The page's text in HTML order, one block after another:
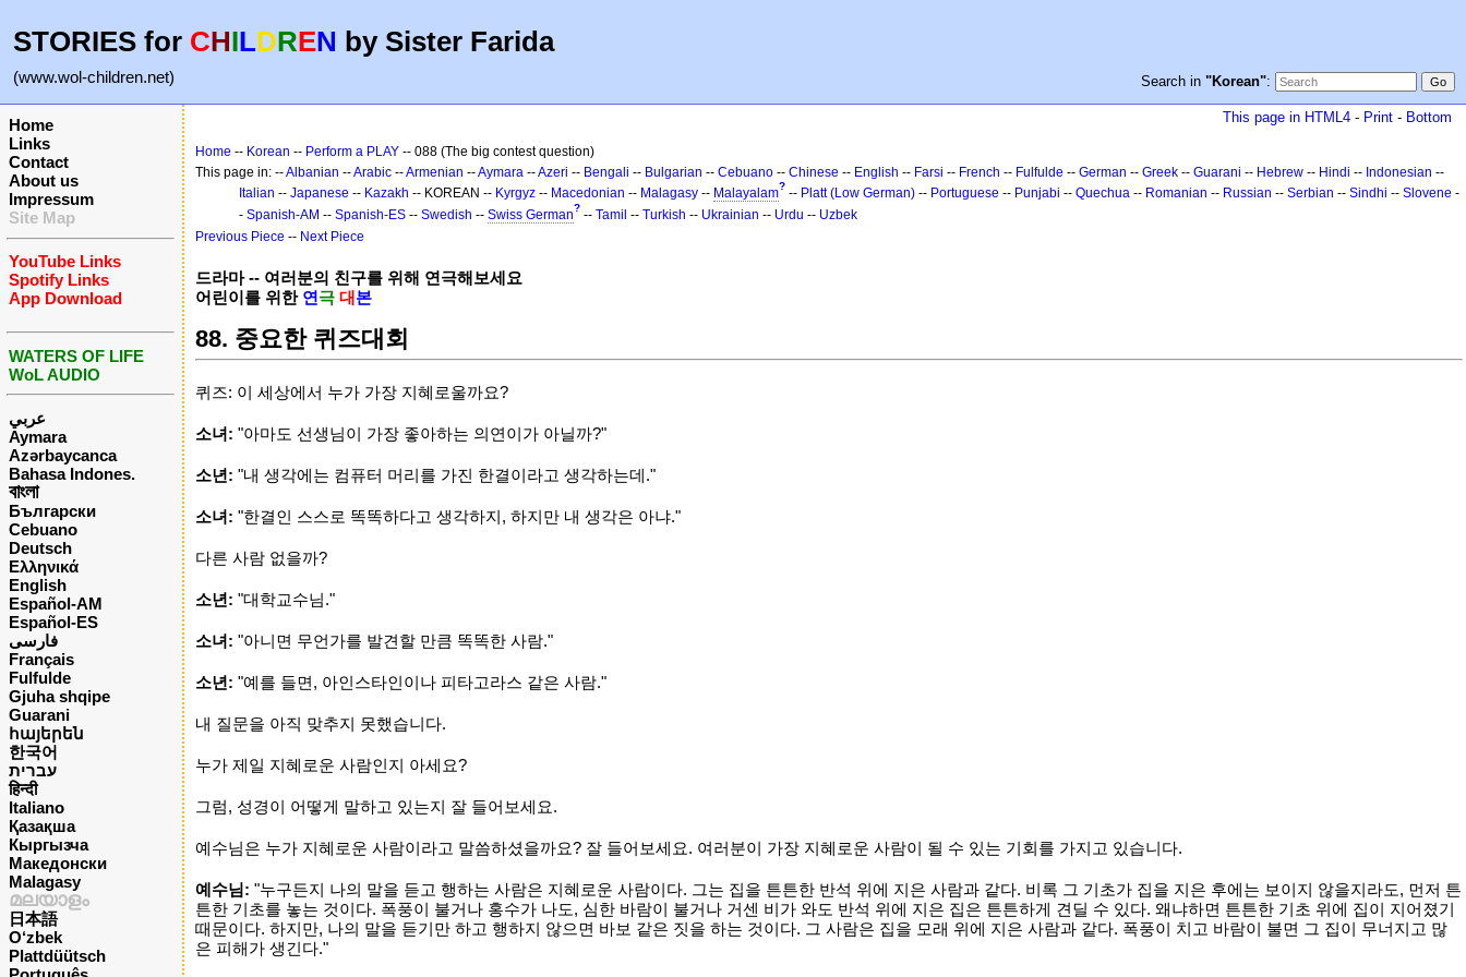
STORIES for CHILDREN by Sister Farida
(www.wol-children.net) Search in "Korean":
Home
Links
Contact
About us
Impressum
Site Map
YouTube Links
Spotify Links
App Download
WATERS OF LIFE
WoL AUDIO
عربي
Aymara
Azərbaycanca
Bahasa Indones.
বাংলা
Български
Cebuano
Deutsch
Ελληνικά
English
Español-AM
Español-ES
فارسی
Français
Fulfulde
Gjuha shqipe
Guarani
հայերեն
한국어
עברית
हिन्दी
Italiano
Қазақша
Кыргызча
Македонски
Malagasy
മലയാളം
日本語
O‘zbek
Plattdüütsch
This page in HTML4 - Print - Bottom
Home -- Korean -- Perform a PLAY -- 088 (The big contest question)
This page in: --Albanian --Arabic --Armenian --Aymara --Azeri -- Bengali -- Bulgarian -- Cebuano -- Chinese -- English -- Farsi -- French -- Fulfulde -- German -- Greek -- Guarani -- Hebrew -- Hindi -- Indonesian --
Italian -- Japanese -- Kazakh -- KOREAN -- Kyrgyz -- Macedonian -- Malagasy -- Malayalam? -- Platt (Low German) -- Portuguese -- Punjabi -- Quechua -- Romanian -- Russian -- Serbian -- Sindhi -- Slovene -
- Spanish-AM -- Spanish-ES -- Swedish -- Swiss German? -- Tamil -- Turkish -- Ukrainian -- Urdu -- Uzbek
Previous Piece -- Next Piece
드라마 -- 여러분의 친구를 위해 연극해보세요
어린이를 위한 연극 대본
88. 중요한 퀴즈대회
퀴즈: 이 세상에서 누가 가장 지혜로울까요?
소녀: "아마도 선생님이 가장 좋아하는 의연이가 아닐까?"
소년: "내 생각에는 컴퓨터 머리를 가진 한결이라고 생각하는데."
소녀: "한결인 스스로 똑똑하다고 생각하지, 하지만 내 생각은 아냐."
다른 사람 없을까?
소년: "대학교수님."
소녀: "아니면 무언가를 발견할 만큼 똑똑한 사람."
소년: "예를 들면, 아인스타인이나 피타고라스 같은 사람."
내 질문을 아직 맞추지 못했습니다.
누가 제일 지혜로운 사람인지 아세요?
그럼, 성경이 어떻게 말하고 있는지 잘 들어보세요.
예수님은 누가 지혜로운 사람이라고 말씀하셨을까요? 잘 들어보세요. 여러분이 가장 지혜로운 사람이 될 수 있는 기회를 가지고 있습니다.
예수님: "누구든지 나의 말을 듣고 행하는 사람은 지혜로운 사람이다. 그는 집을 튼튼한 반석 위에 지은 사람과 같다. 비록 그 기초가 집을 지은 후에는 보이지 않을지라도, 먼저 튼
튼한 기초를 놓는 것이다. 폭풍이 불거나 홍수가 나도, 심한 바람이 불거나 거센 비가 와도 반석 위에 지은 집은 튼튼하게 견딜 수 있다. 왜냐하면 튼튼한 기초 위에 집이 지어졌기
때문이다. 하지만, 나의 말을 듣기만 하고 행하지 않으면 바보 같은 짓을 하는 것이다. 그 사람은 집을 모래 위에 지은 사람과 같다. 폭풍이 치고 바람이 불면 그 집이 무너지고 많
은 피해가 생긴다."